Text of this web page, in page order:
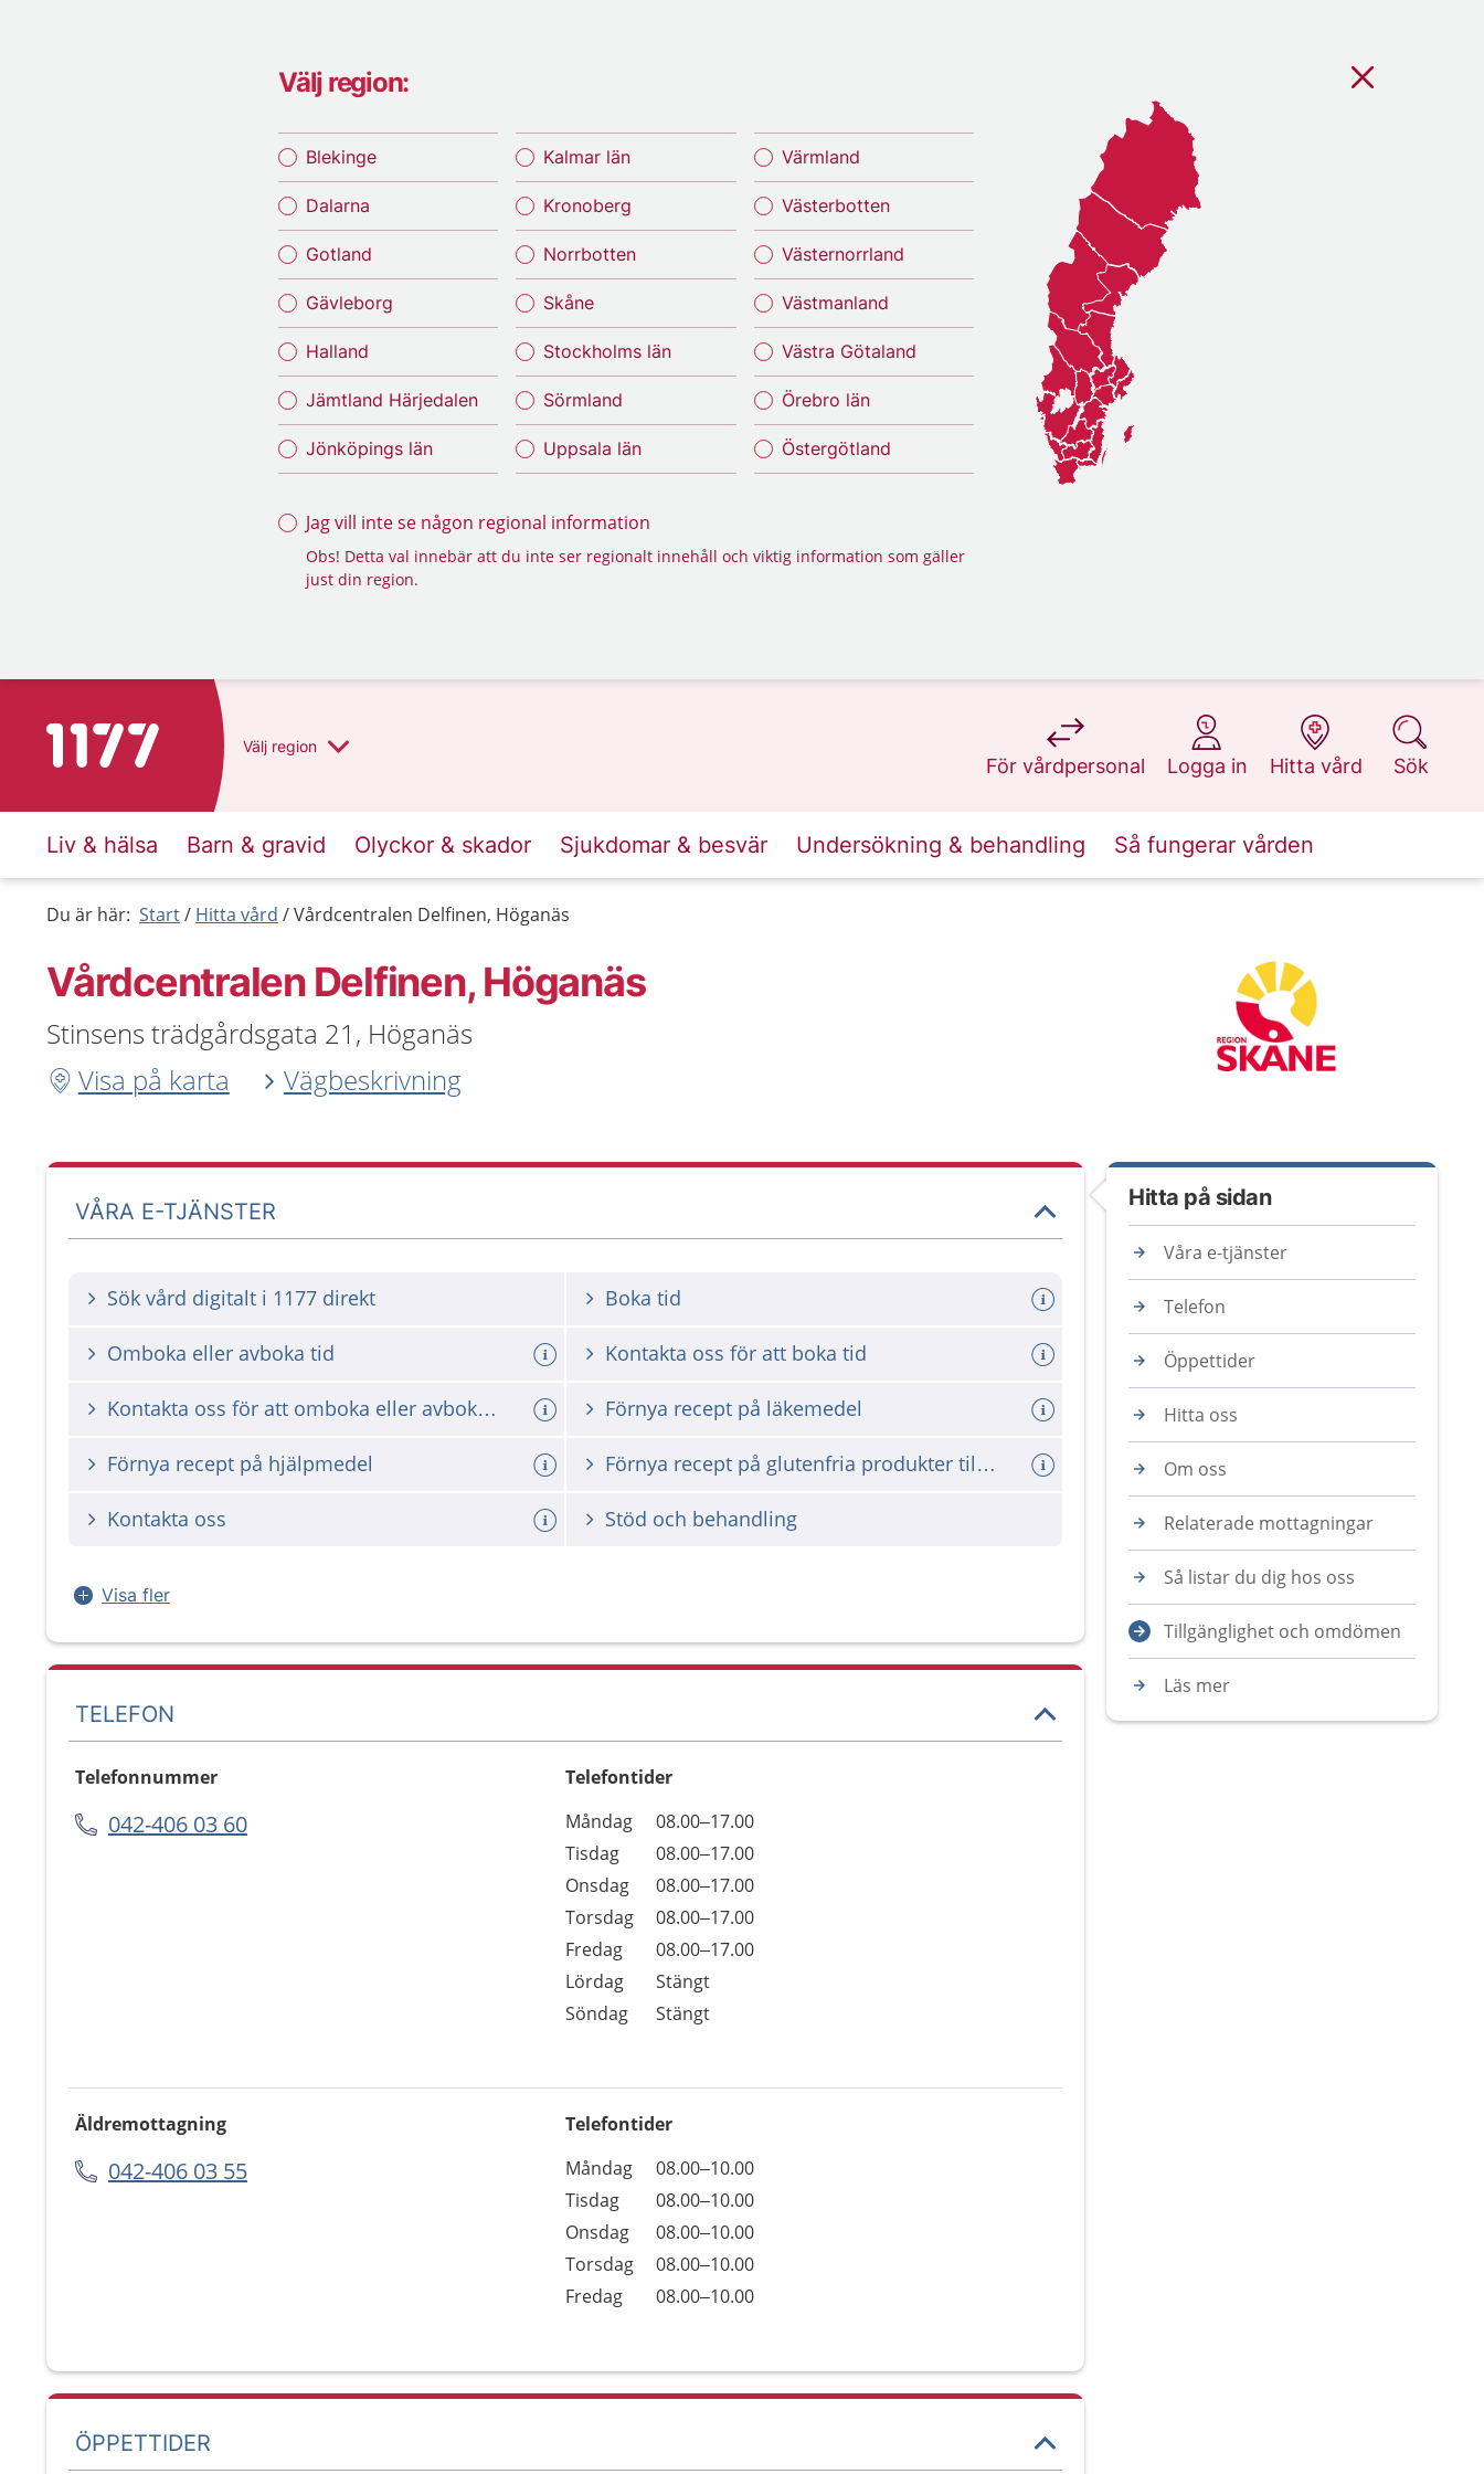
Välj region:
Blekinge
Dalarna
Gotland
Gävleborg
Halland
Jämtland Härjedalen
Jönköpings län
Kalmar län
Kronoberg
Norrbotten
Skåne
Stockholms län
Sörmland
Uppsala län
Värmland
Västerbotten
Västernorrland
Västmanland
Västra Götaland
Örebro län
Östergötland
Jag vill inte se någon regional information
Obs! Detta val innebär att du inte ser regionalt innehåll och viktig information som gäller
just din region.
Till startsidan för 1177 Välj region
För vårdpersonal
på 1177.se
Logga in
på 1177.se
Hitta vård
på 1177.se
Sök
på 1177.se
Liv & hälsa Barn & gravid Olyckor & skador Sjukdomar & besvär Undersökning & behandling Så fungerar vården
Du är här: Start Hitta vård Vårdcentralen Delfinen, Höganäs
Vårdcentralen Delfinen, Höganäs
Stinsens trädgårdsgata 21, Höganäs
Visa på karta
Vägbeskrivning
VÅRA E-TJÄNSTER
Sök vård digitalt i 1177 direkt Boka tid
Omboka eller avboka tid Kontakta oss för att boka tid
Kontakta oss för att omboka eller avboka tid Förnya recept på läkemedel
Förnya recept på hjälpmedel Förnya recept på glutenfria produkter till ungdomar 18-19 år
Kontakta oss Stöd och behandling
Visa fler
TELEFON
Telefonnummer
042-406 03 60
Telefontider
Dag
Öppettider
Kommentarer
Måndag
08.00–17.00
Tisdag
08.00–17.00
Onsdag
08.00–17.00
Torsdag
08.00–17.00
Fredag
08.00–17.00
Lördag
Stängt
Söndag
Stängt
Äldremottagning
042-406 03 55
Telefontider
Dag
Öppettider
Kommentarer
Måndag
08.00–10.00
Tisdag
08.00–10.00
Onsdag
08.00–10.00
Torsdag
08.00–10.00
Fredag
08.00–10.00
ÖPPETTIDER
Hitta på sidan
Våra e-tjänster
Telefon
Öppettider
Hitta oss
Om oss
Relaterade mottagningar
Så listar du dig hos oss
Tillgänglighet och omdömen
Läs mer